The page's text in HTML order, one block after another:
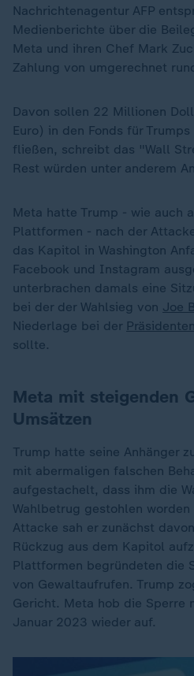
Nachrichtenagentur AFP
Medienberichte über die
Meta und ihren Chef Mark
Zahlung von umgerechnet
Davon sollen 22 Millionen
Euro) in den Fonds für
fließen, schreibt das "Wall
Rest würden unter anderem
Meta hatte Trump - wie auch
Plattformen - nach der
das Kapitol in Washington
Facebook und Instagram
unterbrachen damals eine
bei der der Wahlsieg von Joe
Niederlage bei der
sollte.
Meta mit steigenden
Umsätzen
Trump hatte seine Anhänger
mit abermaligen falschen
aufgestachelt, dass ihm die
Wahlbetrug gestohlen worden
Attacke sah er zunächst
Rückzug aus dem Kapitol
Plattformen begründeten die
von Gewaltaufrufen. Trump
Gericht. Meta hob die Sperre
Januar 2023 wieder auf.